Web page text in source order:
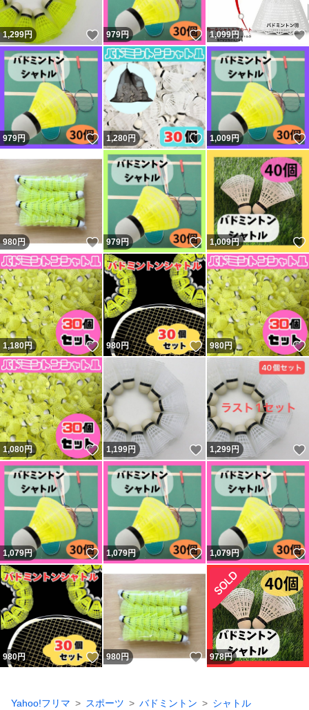
1,299円 いいね！
979円 いいね！
1,099円
979円 いいね！
1,280円 いいね！
1,009円
980円 いいね！
979円 いいね！
1,009円
1,180円 いいね！
980円 いいね！
980円
1,080円 いいね！
1,199円 いいね！
1,299円
1,079円 いいね！
1,079円 いいね！
1,079円
980円 いいね！
980円 いいね！
978円
Yahoo!フリマ スポーツ バドミントン シャトル